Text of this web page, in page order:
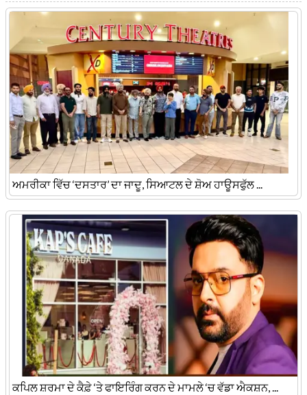
ਅਮਰੀਕਾ ਵਿੱਚ ‘ਦਸਤਾਰ’ ਦਾ ਜਾਦੂ, ਸਿਆਟਲ ਦੇ ਸ਼ੋਅ ਹਾਊਸਫੁੱਲ ...
ਕਪਿਲ ਸ਼ਰਮਾ ਦੇ ਕੈਫ਼ੇ ‘ਤੇ ਫਾਇਰਿੰਗ ਕਰਨ ਦੇ ਮਾਮਲੇ ‘ਚ ਵੱਡਾ ਐਕਸ਼ਨ, ...